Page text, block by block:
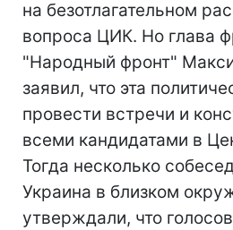
на безотлагательном
вопроса ЦИК. Но глава
"Народный фронт"
заявил, что эта
провести встречи и
всеми кандидатами в
Тогда несколько
Украина в близком
утверждали, что